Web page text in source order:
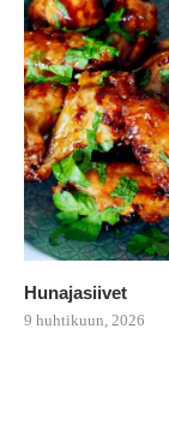
Hunajasiivet
9 huhtikuun, 2026